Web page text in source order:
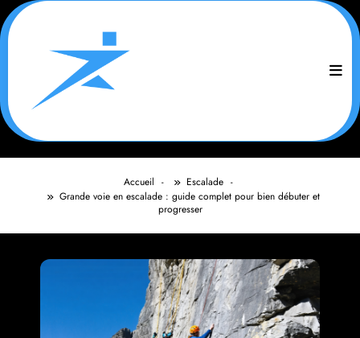
Aller
au
contenu
Accueil
Escalade
Grande voie en escalade : guide complet pour bien débuter et
progresser